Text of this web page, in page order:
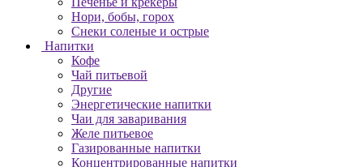
Нори, бобы, горох
Снеки соленые и острые
Напитки
Кофе
Чай питьевой
Другие
Энергетические напитки
Чаи для заваривания
Желе питьевое
Газированные напитки
Концентрированные напитки